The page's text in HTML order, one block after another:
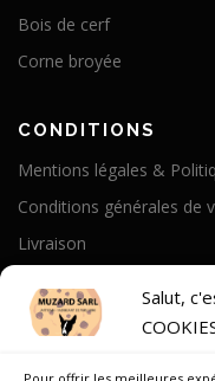
Salut,
Bois de cerf
Corne broyée
CONDITIONS
Mentions légales &
Conditions générales de
Livraison